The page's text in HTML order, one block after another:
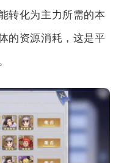
转化为主力所需的本
的资源消耗，这是平